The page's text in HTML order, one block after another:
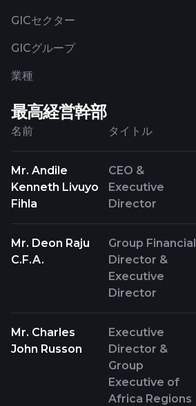
GICセクター
GICグループ
業種
最高経営幹部
名前 タイトル
Mr. Andile
Kenneth Livuyo
Fihla
CEO &
Executive
Director
Mr. Deon Raju
C.F.A.
Group Financial
Director &
Executive
Director
Mr. Charles
John Russon
Executive
Director &
Group
Executive of
Africa Regions